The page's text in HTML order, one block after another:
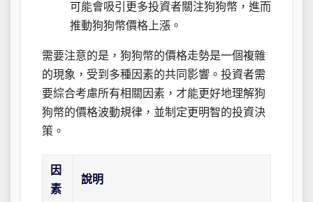
可能會吸引更多投資者關注狗狗幣，進而
推動狗狗幣價格上漲。
需要注意的是，狗狗幣的價格走勢是一個複雜
的現象，受到多種因素的共同影響。投資者需
要綜合考慮所有相關因素，才能更好地理解狗
狗幣的價格波動規律，並制定更明智的投資決
策。
因
素
說明